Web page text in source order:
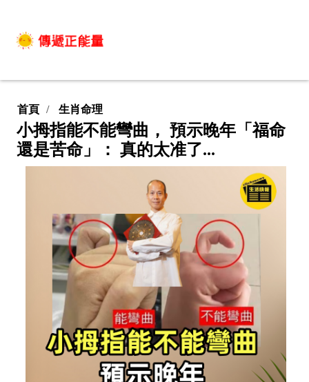
首頁 生肖命理
小拇指能不能彎曲， 預示晚年「福命
還是苦命」： 真的太准了...